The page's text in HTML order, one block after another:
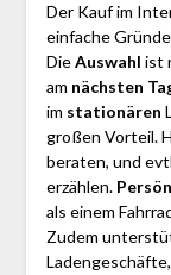
Der Kauf im
einfache
DieAuswahl ist
am nächsten
im stationären
großen Vorteil.
beraten, und
erzählen.
als einem
Zudem